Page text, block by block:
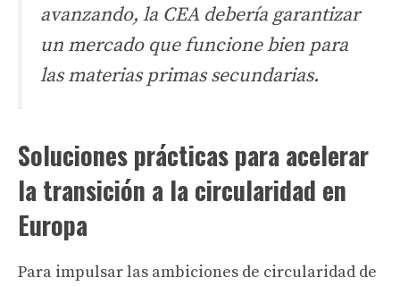
avanzando, la CEA debería garantizar
un mercado que funcione bien para
las materias primas secundarias.
Soluciones prácticas para acelerar
la transición a la circularidad en
Europa
Para impulsar las ambiciones de circularidad de